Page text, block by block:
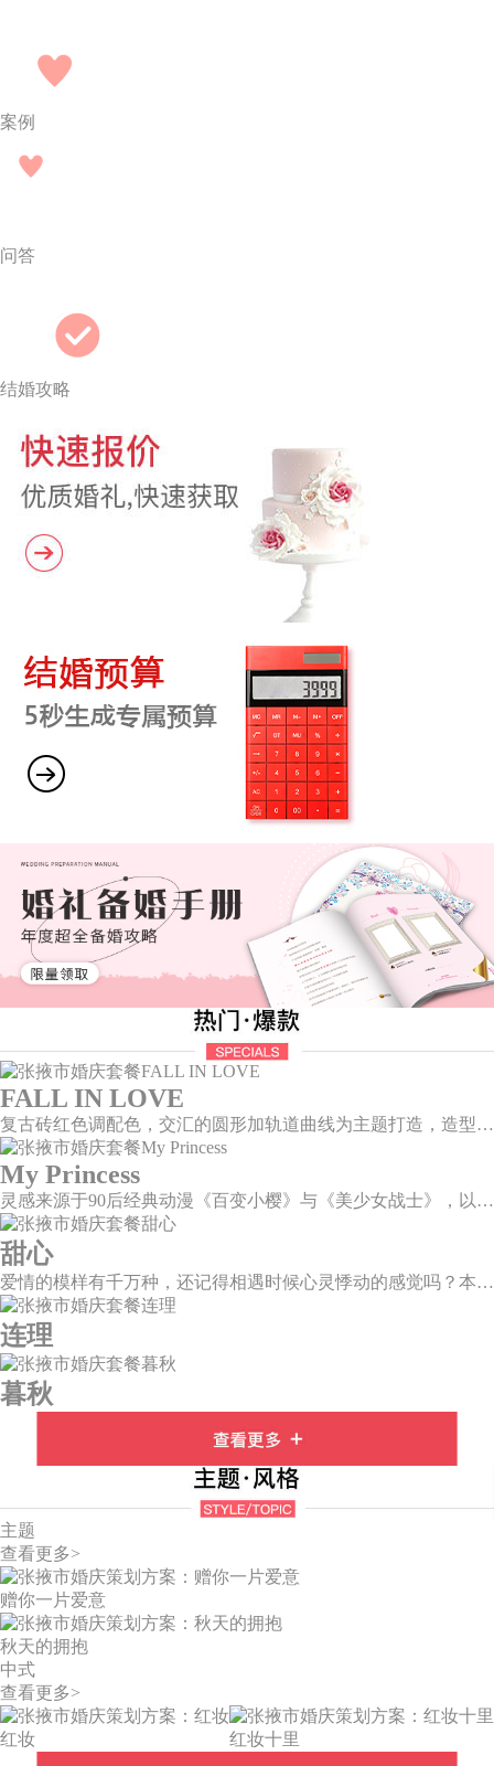
案例
问答
结婚攻略
FALL IN LOVE
复古砖红色调配色，交汇的圆形加轨道曲线为主题打造，造型灵感寓意两个人的爱情关系像是一个圆,各自有各自的轨迹，却也无时无刻不牵挂着彼此，相互关联又各自圆满。
My Princess
灵感来源于90后经典动漫《百变小樱》与《美少女战士》，以柔美梦幻的马卡龙色系为主色调，融合精灵萌宠与星星魔法阵等元素，为遗落凡间的公主搭建一个召唤王子的舞台。
甜心
爱情的模样有千万种，还记得相遇时候心灵悸动的感觉吗？本场婚礼以恋人第一次的心动作为灵感设计，独家定制的爱心装置穿插在整场婚礼中，带给你初见时的心动美好。
连理
暮秋
主题
查看更多>
赠你一片爱意
秋天的拥抱
中式
查看更多>
红妆 红妆十里